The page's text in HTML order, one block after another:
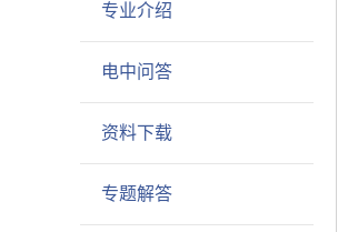
专业介绍
电中问答
资料下载
专题解答